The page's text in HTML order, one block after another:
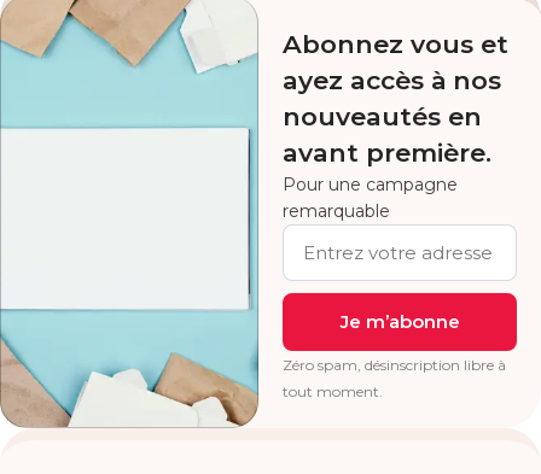
Abonnez vous et
ayez accès à nos
nouveautés en
avant première.
Pour une campagne
remarquable
Je m’abonne
Zéro spam, désinscription libre à
tout moment.